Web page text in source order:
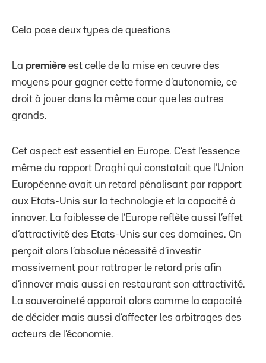
Cela pose deux types de questions
La première est celle de la mise en œuvre des
moyens pour gagner cette forme d’autonomie, ce
droit à jouer dans la même cour que les autres
grands.
Cet aspect est essentiel en Europe. C’est l’essence
même du rapport Draghi qui constatait que l’Union
Européenne avait un retard pénalisant par rapport
aux Etats-Unis sur la technologie et la capacité à
innover. La faiblesse de l’Europe reflète aussi l’effet
d’attractivité des Etats-Unis sur ces domaines. On
perçoit alors l’absolue nécessité d’investir
massivement pour rattraper le retard pris afin
d’innover mais aussi en restaurant son attractivité.
La souveraineté apparait alors comme la capacité
de décider mais aussi d’affecter les arbitrages des
acteurs de l’économie.